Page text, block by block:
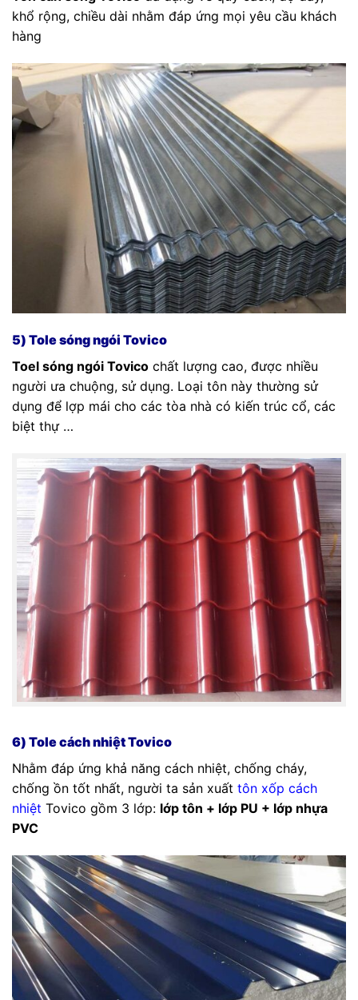
khổ rộng, chiều dài nhằm đáp ứng mọi yêu cầu khách
hàng
5) Tole sóng ngói Tovico
Toel sóng ngói Tovico chất lượng cao, được nhiều
người ưa chuộng, sử dụng. Loại tôn này thường sử
dụng để lợp mái cho các tòa nhà có kiến trúc cổ, các
biệt thự …
6) Tole cách nhiệt Tovico
Nhằm đáp ứng khả năng cách nhiệt, chống cháy,
chống ồn tốt nhất, người ta sản xuất tôn xốp cách
nhiệt Tovico gồm 3 lớp: lớp tôn + lớp PU + lớp nhựa
PVC